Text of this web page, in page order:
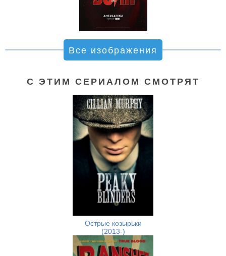
Все изображения
С ЭТИМ СЕРИАЛОМ СМОТРЯТ
Острые козырьки
(2013-)